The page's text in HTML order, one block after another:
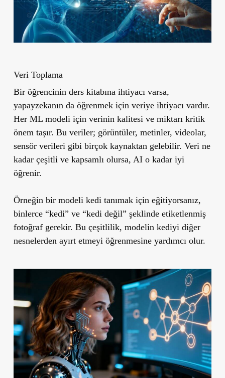
Veri Toplama
Bir öğrencinin ders kitabına ihtiyacı varsa,
yapayzekanın da öğrenmek için veriye ihtiyacı vardır.
Her ML modeli için verinin kalitesi ve miktarı kritik
önem taşır. Bu veriler; görüntüler, metinler, videolar,
sensör verileri gibi birçok kaynaktan gelebilir. Veri ne
kadar çeşitli ve kapsamlı olursa, AI o kadar iyi
öğrenir.
Örneğin bir modeli kedi tanımak için eğitiyorsanız,
binlerce “kedi” ve “kedi değil” şeklinde etiketlenmiş
fotoğraf gerekir. Bu çeşitlilik, modelin kediyi diğer
nesnelerden ayırt etmeyi öğrenmesine yardımcı olur.